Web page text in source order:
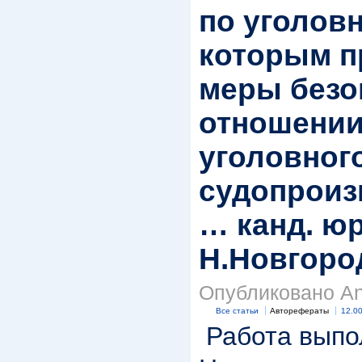
по
которым
меры
… канд.
Опубликовано
Все статьи Авторефераты
Работа